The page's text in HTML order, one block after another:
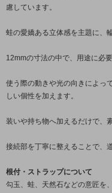
慮しています。
蛙の愛嬌ある立体感を主題に、
12mmの寸法の中で、用途に必
使う際の動きや光の向きによっ
しい個性を加えます。
装いや持ち物へ加えるだけで、
接続部を丁寧に整えることで、
根付・ストラップについて
勾玉、蛙、天然石などの意匠を